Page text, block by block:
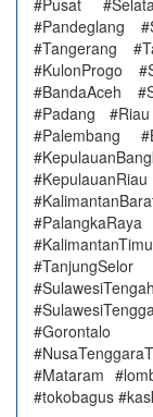
#Pusat
#Pandeglang
#Tangerang
#KulonProgo
#BandaAceh
#Padang
#Palembang
#Gorontalo
#Mataram
#tokobagus